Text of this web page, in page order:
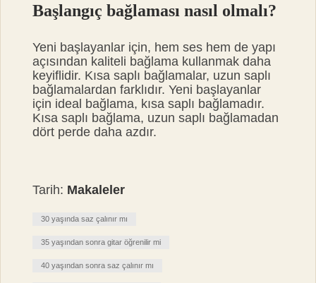
Başlangıç bağlaması nasıl olmalı?
Yeni başlayanlar için, hem ses hem de yapı
açısından kaliteli bağlama kullanmak daha
keyiflidir. Kısa saplı bağlamalar, uzun saplı
bağlamalardan farklıdır. Yeni başlayanlar
için ideal bağlama, kısa saplı bağlamadır.
Kısa saplı bağlama, uzun saplı bağlamadan
dört perde daha azdır.
Tarih: Makaleler
30 yaşında saz çalınır mı
35 yaşından sonra gitar öğrenilir mi
40 yaşından sonra saz çalınır mı